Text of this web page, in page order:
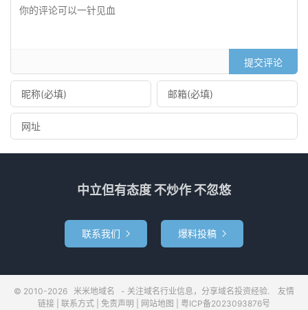
提交评论
中立但有态度 不炒作 不忽悠
联系我们  爆料投稿 
© 2010-2026 米米地域名 - 关注域名行业信息，分享域名投资经验. 友情
链接
联系方式 免责声明 网站地图 粤ICP备2023093876号